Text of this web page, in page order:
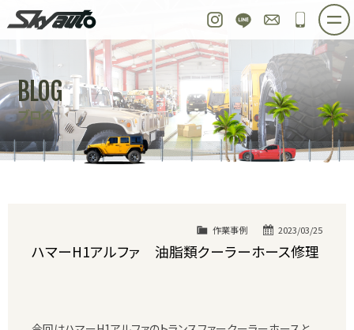
Instagram
LINE お問い合わせ
048-
ホーム 在庫車情報 ご購入プラン
整備作業実例 パーツ販売 買取＆オーダー
店舗紹介 工場紹介 会社概要
スタッフ紹介 求人情報 公式ブログ
BLOG
ブログ
2023/03/25
作業事例
ハマーH1アルファ 油脂類クーラーホース修理